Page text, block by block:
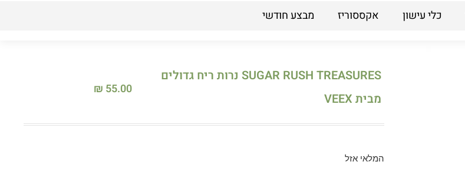
כלי עישון אקססוריז מבצע חודשי
SUGAR RUSH TREASURES נרות ריח גדולים
מבית VEEX
₪ 55.00
המלאי אזל